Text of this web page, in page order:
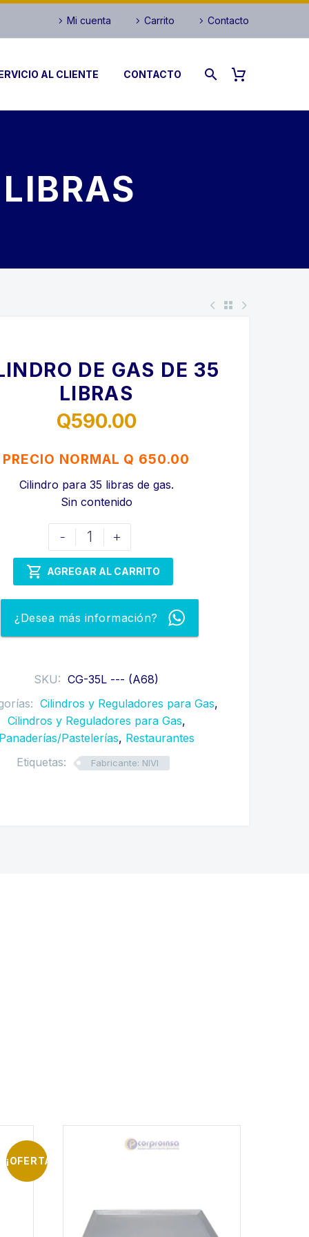
Mi cuenta Carrito Contacto
AL CLIENTE CONTACTO
DE GAS DE 35
LIBRAS
Q590.00
PRECIO NORMAL Q 650.00
Cilindro para 35 libras de gas.
Sin contenido
-
CILINDRO
DE
GAS
DE
35
LIBRAS
cantidad
+
 AGREGAR AL CARRITO
¿Desea más información?
SKU: CG-35L --- (A68)
Cilindros y Reguladores para Gas,
Cilindros y Reguladores para Gas,
Pastelerías, Restaurantes
Etiquetas:
Fabricante: NIVI
¡OFERTA!